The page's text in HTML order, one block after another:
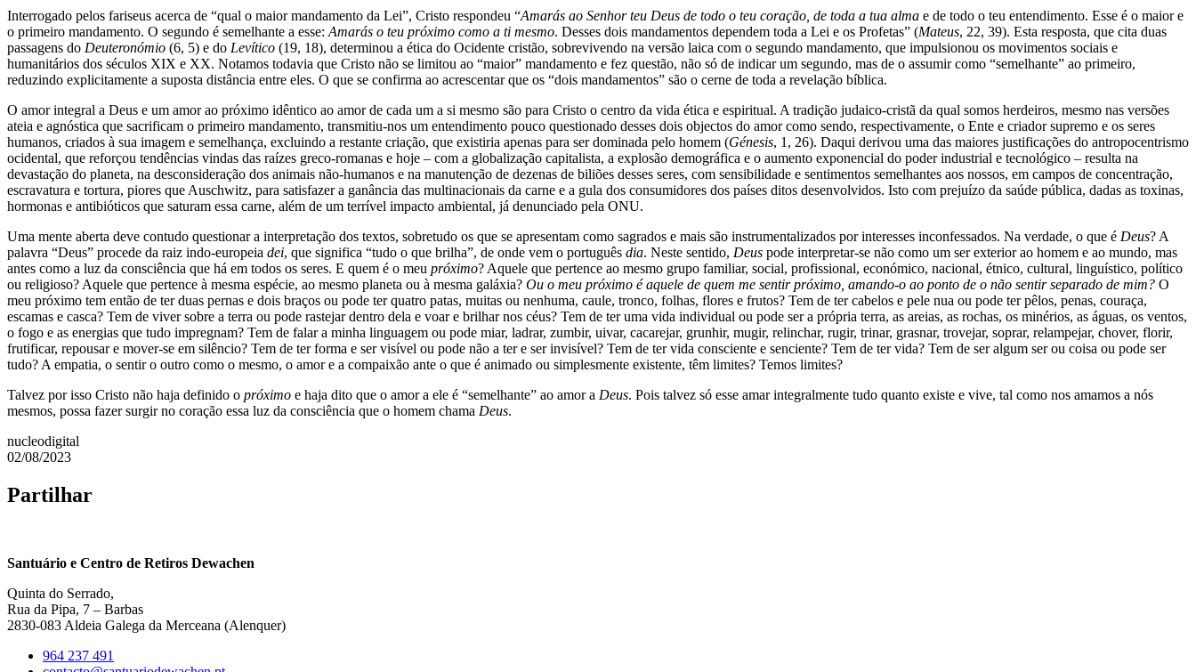
Interrogado pelos fariseus acerca de “qual o maior mandamento da Lei”, Cristo respondeu “Amarás ao Senhor teu Deus de todo o teu coração, de toda a tua alma e de todo o teu entendimento. Esse é o maior e
o primeiro mandamento. O segundo é semelhante a esse: Amarás o teu próximo como a ti mesmo. Desses dois mandamentos dependem toda a Lei e os Profetas” (Mateus, 22, 39). Esta resposta, que cita duas
passagens do Deuteronómio (6, 5) e do Levítico (19, 18), determinou a ética do Ocidente cristão, sobrevivendo na versão laica com o segundo mandamento, que impulsionou os movimentos sociais e
humanitários dos séculos XIX e XX. Notamos todavia que Cristo não se limitou ao “maior” mandamento e fez questão, não só de indicar um segundo, mas de o assumir como “semelhante” ao primeiro,
reduzindo explicitamente a suposta distância entre eles. O que se confirma ao acrescentar que os “dois mandamentos” são o cerne de toda a revelação bíblica.
O amor integral a Deus e um amor ao próximo idêntico ao amor de cada um a si mesmo são para Cristo o centro da vida ética e espiritual. A tradição judaico-cristã da qual somos herdeiros, mesmo nas versões
ateia e agnóstica que sacrificam o primeiro mandamento, transmitiu-nos um entendimento pouco questionado desses dois objectos do amor como sendo, respectivamente, o Ente e criador supremo e os seres
humanos, criados à sua imagem e semelhança, excluindo a restante criação, que existiria apenas para ser dominada pelo homem (Génesis, 1, 26). Daqui derivou uma das maiores justificações do antropocentrismo
ocidental, que reforçou tendências vindas das raízes greco-romanas e hoje – com a globalização capitalista, a explosão demográfica e o aumento exponencial do poder industrial e tecnológico – resulta na
devastação do planeta, na desconsideração dos animais não-humanos e na manutenção de dezenas de biliões desses seres, com sensibilidade e sentimentos semelhantes aos nossos, em campos de concentração,
escravatura e tortura, piores que Auschwitz, para satisfazer a ganância das multinacionais da carne e a gula dos consumidores dos países ditos desenvolvidos. Isto com prejuízo da saúde pública, dadas as toxinas,
hormonas e antibióticos que saturam essa carne, além de um terrível impacto ambiental, já denunciado pela ONU.
Uma mente aberta deve contudo questionar a interpretação dos textos, sobretudo os que se apresentam como sagrados e mais são instrumentalizados por interesses inconfessados. Na verdade, o que é Deus? A
palavra “Deus” procede da raiz indo-europeia dei, que significa “tudo o que brilha”, de onde vem o português dia. Neste sentido, Deus pode interpretar-se não como um ser exterior ao homem e ao mundo, mas
antes como a luz da consciência que há em todos os seres. E quem é o meu próximo? Aquele que pertence ao mesmo grupo familiar, social, profissional, económico, nacional, étnico, cultural, linguístico, político
ou religioso? Aquele que pertence à mesma espécie, ao mesmo planeta ou à mesma galáxia? Ou o meu próximo é aquele de quem me sentir próximo, amando-o ao ponto de o não sentir separado de mim? O
meu próximo tem então de ter duas pernas e dois braços ou pode ter quatro patas, muitas ou nenhuma, caule, tronco, folhas, flores e frutos? Tem de ter cabelos e pele nua ou pode ter pêlos, penas, couraça,
escamas e casca? Tem de viver sobre a terra ou pode rastejar dentro dela e voar e brilhar nos céus? Tem de ter uma vida individual ou pode ser a própria terra, as areias, as rochas, os minérios, as águas, os ventos,
o fogo e as energias que tudo impregnam? Tem de falar a minha linguagem ou pode miar, ladrar, zumbir, uivar, cacarejar, grunhir, mugir, relinchar, rugir, trinar, grasnar, trovejar, soprar, relampejar, chover, florir,
frutificar, repousar e mover-se em silêncio? Tem de ter forma e ser visível ou pode não a ter e ser invisível? Tem de ter vida consciente e senciente? Tem de ter vida? Tem de ser algum ser ou coisa ou pode ser
tudo? A empatia, o sentir o outro como o mesmo, o amor e a compaixão ante o que é animado ou simplesmente existente, têm limites? Temos limites?
Talvez por isso Cristo não haja definido o próximo e haja dito que o amor a ele é “semelhante” ao amor a Deus. Pois talvez só esse amar integralmente tudo quanto existe e vive, tal como nos amamos a nós
mesmos, possa fazer surgir no coração essa luz da consciência que o homem chama Deus.
nucleodigital
02/08/2023
Partilhar
Santuário e Centro de Retiros Dewachen
Quinta do Serrado,
Rua da Pipa, 7 – Barbas
2830-083 Aldeia Galega da Merceana (Alenquer)
964 237 491